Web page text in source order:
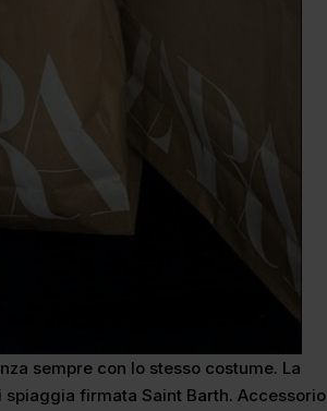
sempre con lo stesso costume. La
firmata Saint Barth. Accessorio